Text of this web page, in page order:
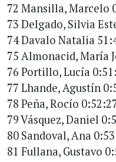
72 Mansilla, Marcelo
73 Delgado, Silvia
74 Davalo Natalia
75 Almonacid, María
76 Portillo, Lucía
77 Lhande, Agustín
78 Peña, Rocío
79 Vásquez, Daniel
80 Sandoval, Ana
81 Fullana, Gustavo